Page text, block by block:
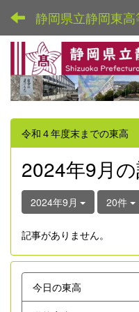
静岡県立静岡東高
令和４年度末までの東高
2024年9月
2024年9月 20件
記事がありません。
今日の東高